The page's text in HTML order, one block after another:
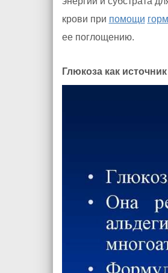
крови при помощи
ее поглощению.
Глюкоза как